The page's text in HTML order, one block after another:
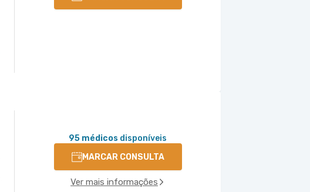
95 médicos disponíveis
MARCAR CONSULTA
Ver mais informações